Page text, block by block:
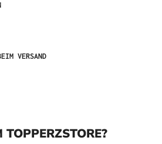
VERSAND